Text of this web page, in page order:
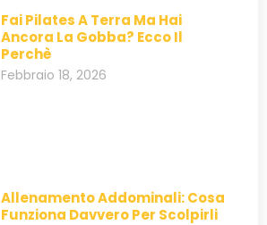
Fai Pilates A Terra Ma Hai
Ancora La Gobba? Ecco Il
Perchè
Febbraio 18, 2026
Allenamento Addominali: Cosa
Funziona Davvero Per Scolpirli